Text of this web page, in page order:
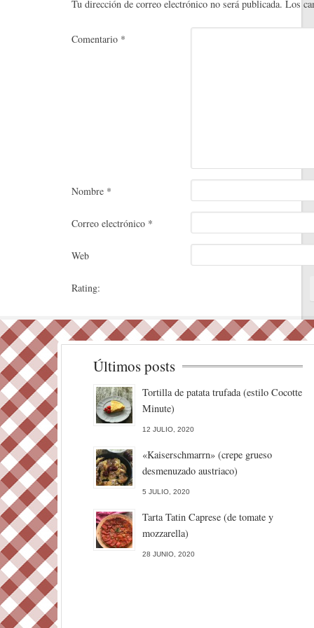
r
Tu dirección de correo electrónico no será publicada. Los
Comentario *
Nombre *
Correo electrónico *
Web
Rating:
Últimos posts
Tortilla de patata trufada (estilo Cocotte
Minute)
12 JULIO, 2020
«Kaiserschmarrn» (crepe grueso
desmenuzado austriaco)
5 JULIO, 2020
Tarta Tatin Caprese (de tomate y
mozzarella)
28 JUNIO, 2020